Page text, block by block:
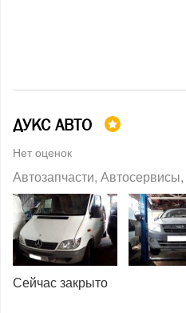
ДУКС АВТО
Нет оценок
Автозапчасти Автосервисы
Сейчас закрыто